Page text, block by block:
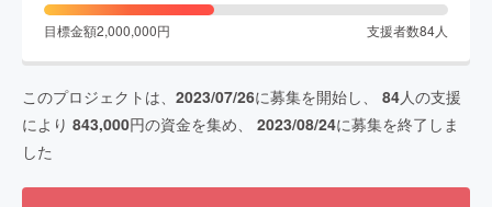
目標金額2,000,000円 支援者数84人
このプロジェクトは、 2023/07/26に募集を開始し、 84人の支援
により 843,000円の資金を集め、 2023/08/24に募集を終了しま
した